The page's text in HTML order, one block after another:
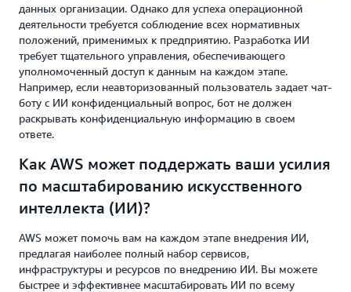
данных организации. Однако для успеха операционной
деятельности требуется соблюдение всех нормативных
положений, применимых к предприятию. Разработка ИИ
требует тщательного управления, обеспечивающего
уполномоченный доступ к данным на каждом этапе.
Например, если неавторизованный пользователь задает чат-
боту с ИИ конфиденциальный вопрос, бот не должен
раскрывать конфиденциальную информацию в своем
ответе.
Как AWS может поддержать ваши усилия
по масштабированию искусственного
интеллекта (ИИ)?
AWS может помочь вам на каждом этапе внедрения ИИ,
предлагая наиболее полный набор сервисов,
инфраструктуры и ресурсов по внедрению ИИ. Вы можете
быстрее и эффективнее масштабировать ИИ по всему